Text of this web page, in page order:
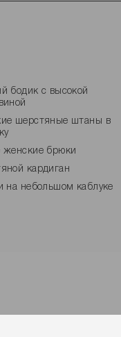
бодик с высокой
шерстяные штаны в
женские брюки
кардиган
на небольшом каблуке